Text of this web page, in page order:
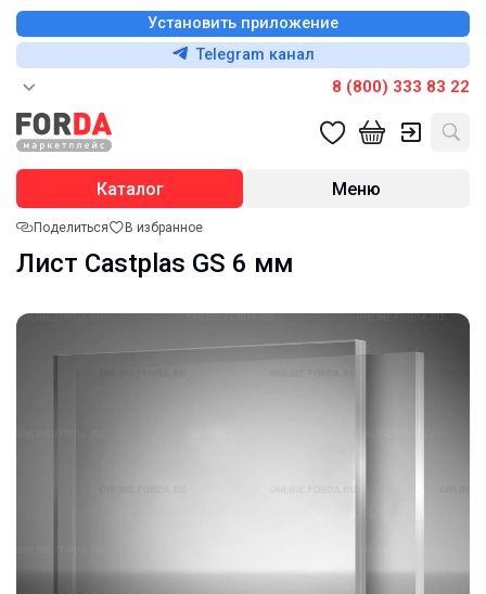
Установить приложение
Telegram канал
8 (800) 333 83 22
Каталог Меню
Поделиться В избранное
Лист Castplas GS 6 мм